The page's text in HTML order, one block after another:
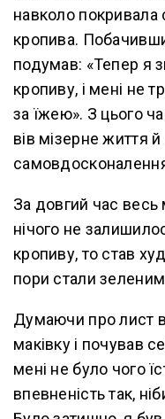
навколо покривала
кропива.
подумав: «Тепер я
кропиву, і мені не
за їжею». З цього
вів мізерне життя
За довгий час весь
нічого не
кропиву, то став
пори стали
Думаючи про лист
маківку і почував
мені не було чого
впевненість так,